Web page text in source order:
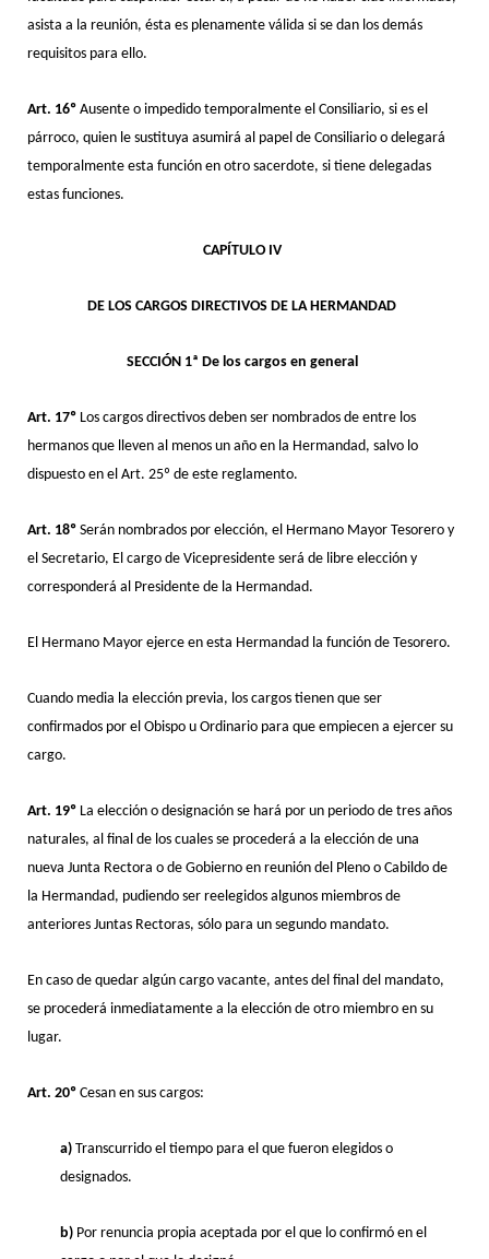
asista a la reunión, ésta es plenamente válida si se dan los demás
requisitos para ello.
Art. 16º Ausente o impedido temporalmente el Consiliario, si es el
párroco, quien le sustituya asumirá al papel de Consiliario o delegará
temporalmente esta función en otro sacerdote, si tiene delegadas
estas funciones.
CAPÍTULO IV
DE LOS CARGOS DIRECTIVOS DE LA HERMANDAD
SECCIÓN 1ª De los cargos en general
Art. 17º Los cargos directivos deben ser nombrados de entre los
hermanos que lleven al menos un año en la Hermandad, salvo lo
dispuesto en el Art. 25º de este reglamento.
Art. 18º Serán nombrados por elección, el Hermano Mayor Tesorero y
el Secretario, El cargo de Vicepresidente será de libre elección y
corresponderá al Presidente de la Hermandad.
El Hermano Mayor ejerce en esta Hermandad la función de Tesorero.
Cuando media la elección previa, los cargos tienen que ser
confirmados por el Obispo u Ordinario para que empiecen a ejercer su
cargo.
Art. 19º La elección o designación se hará por un periodo de tres años
naturales, al final de los cuales se procederá a la elección de una
nueva Junta Rectora o de Gobierno en reunión del Pleno o Cabildo de
la Hermandad, pudiendo ser reelegidos algunos miembros de
anteriores Juntas Rectoras, sólo para un segundo mandato.
En caso de quedar algún cargo vacante, antes del final del mandato,
se procederá inmediatamente a la elección de otro miembro en su
lugar.
Art. 20º Cesan en sus cargos:
a) Transcurrido el tiempo para el que fueron elegidos o
designados.
b) Por renuncia propia aceptada por el que lo confirmó en el